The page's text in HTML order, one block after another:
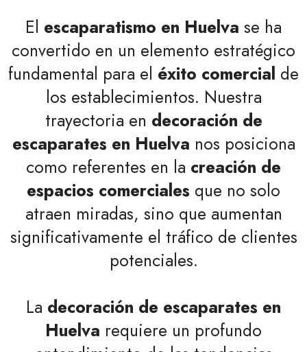
El escaparatismo en Huelva se ha
convertido en un elemento estratégico
fundamental para el éxito comercial de
los establecimientos. Nuestra
trayectoria en decoración de
escaparates en Huelva nos posiciona
como referentes en la creación de
espacios comerciales que no solo
atraen miradas, sino que aumentan
significativamente el tráfico de clientes
potenciales.
La decoración de escaparates en
Huelva requiere un profundo